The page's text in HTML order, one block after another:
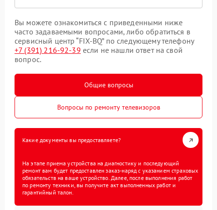
Вы можете ознакомиться с приведенными ниже
часто задаваемыми вопросами, либо обратиться в
сервисный центр “FIX-BQ” по следующему телефону
+7 (391) 216-92-39 если не нашли ответ на свой
вопрос.
Общие вопросы
Вопросы по ремонту телевизоров
Какие документы вы предоставляете?
На этапе приема устройства на диагностику и последующий
ремонт вам будет предоставлен заказ-наряд с указанием страховых
обязательств на ваше устройство. Далее, после выполнения работ
по ремонту техники, вы получите акт выполненных работ и
гарантийный талон.